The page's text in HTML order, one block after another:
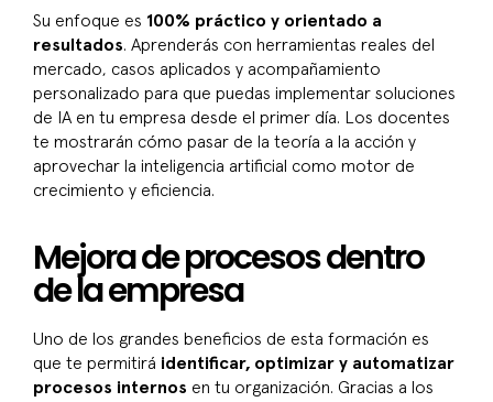
Su enfoque es 100% práctico y orientado a
resultados. Aprenderás con herramientas reales del
mercado, casos aplicados y acompañamiento
personalizado para que puedas implementar soluciones
de IA en tu empresa desde el primer día. Los docentes
te mostrarán cómo pasar de la teoría a la acción y
aprovechar la inteligencia artificial como motor de
crecimiento y eficiencia.
Mejora de procesos dentro
de la empresa
Uno de los grandes beneficios de esta formación es
que te permitirá identificar, optimizar y automatizar
procesos internos en tu organización. Gracias a los